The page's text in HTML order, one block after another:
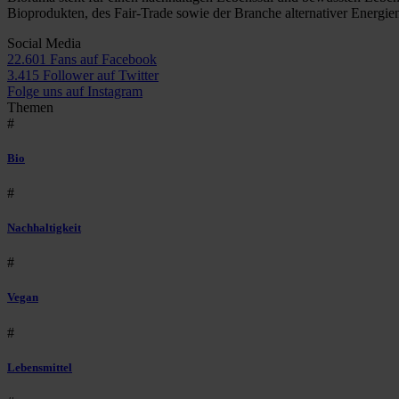
Bioprodukten, des Fair-Trade sowie der Branche alternativer
Social Media
22.601 Fans auf Facebook
3.415 Follower auf Twitter
Folge uns auf Instagram
Themen
#
Bio
#
Nachhaltigkeit
#
Vegan
#
Lebensmittel